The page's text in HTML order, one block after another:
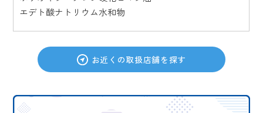
エデト酸ナトリウム水和物
お近くの取扱店舗を探す